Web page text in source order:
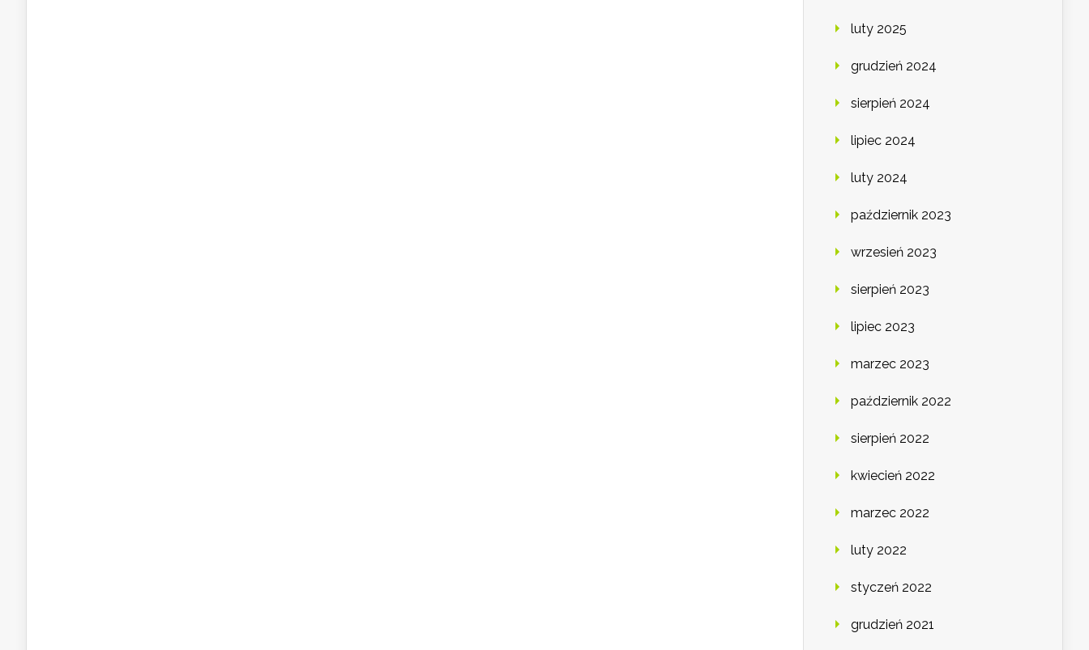
luty 2025
grudzień 2024
sierpień 2024
lipiec 2024
luty 2024
październik 2023
wrzesień 2023
sierpień 2023
lipiec 2023
marzec 2023
październik 2022
sierpień 2022
kwiecień 2022
marzec 2022
luty 2022
styczeń 2022
grudzień 2021